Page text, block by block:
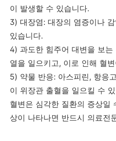
이 발생할 수 있습니다.
3) 대장염: 대장의 염증이나
있습니다.
4) 과도한 힘주어 대변을 보
열을 일으키고, 이로 인해 혈
5) 약물 반응: 아스피린, 항응
이 위장관 출혈을 일으킬 수
혈변은 심각한 질환의 증상일
상이 나타나면 반드시 의료전